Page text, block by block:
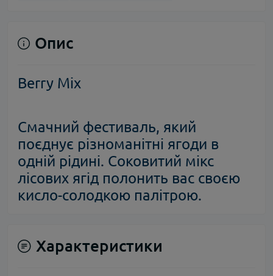
Опис
Berry Mix
Смачний фестиваль, який
поєднує різноманітні ягоди в
одній рідині. Соковитий мікс
лісових ягід полонить вас своєю
кисло-солодкою палітрою.
Характеристики